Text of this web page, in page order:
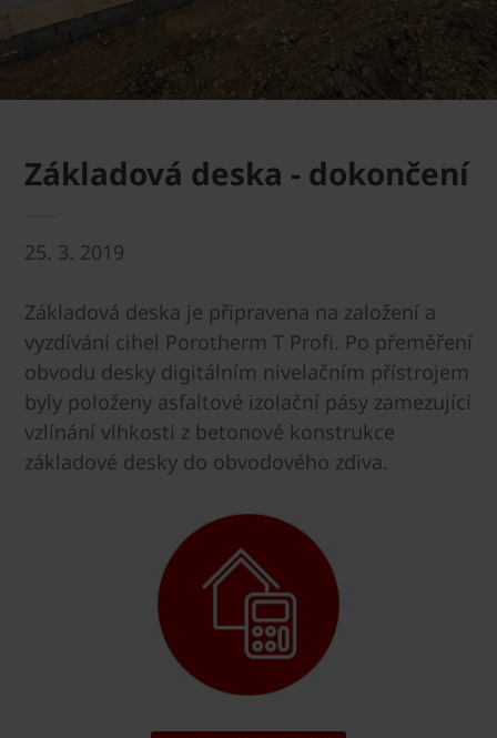
Základová deska - dokončení
25. 3. 2019
Základová deska je připravena na založení a
vyzdívání cihel Porotherm T Profi. Po přeměření
obvodu desky digitálním nivelačním přístrojem
byly položeny asfaltové izolační pásy zamezující
vzlínání vlhkosti z betonové konstrukce
základové desky do obvodového zdiva.